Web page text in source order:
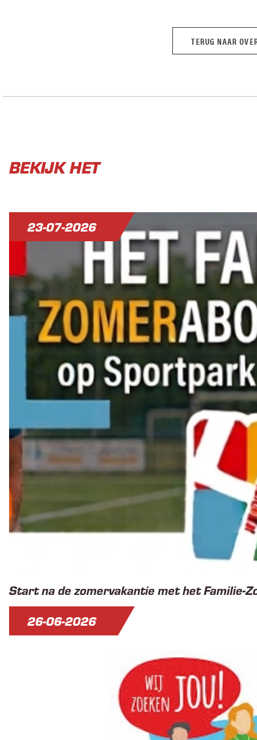
TERUG NAAR
BEKIJK HET
23-07-2026
Start na de zomervakantie met het Familie-
26-06-2026